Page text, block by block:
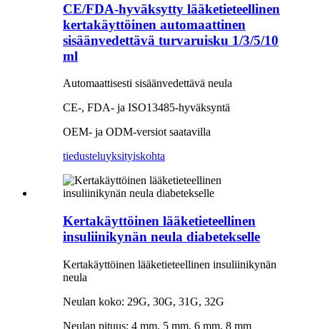
CE/FDA-hyväksytty lääketieteellinen
kertakäyttöinen automaattinen
sisäänvedettävä turvaruisku 1/3/5/10
ml
Automaattisesti sisäänvedettävä neula
CE-, FDA- ja ISO13485-hyväksyntä
OEM- ja ODM-versiot saatavilla
tiedusteluyksityiskohta
Kertakäyttöinen lääketieteellinen
insuliinikynän neula diabetekselle
Kertakäyttöinen lääketieteellinen insuliinikynän
neula
Neulan koko: 29G, 30G, 31G, 32G
Neulan pituus: 4 mm, 5 mm, 6 mm, 8 mm